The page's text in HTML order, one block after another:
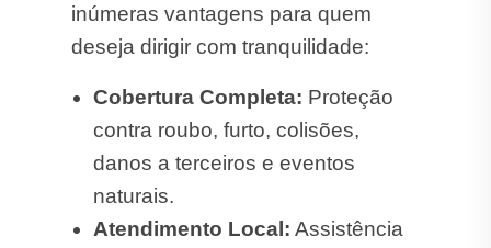
inúmeras vantagens para quem
deseja dirigir com tranquilidade:
Cobertura Completa: Proteção
contra roubo, furto, colisões,
danos a terceiros e eventos
naturais.
Atendimento Local: Assistência